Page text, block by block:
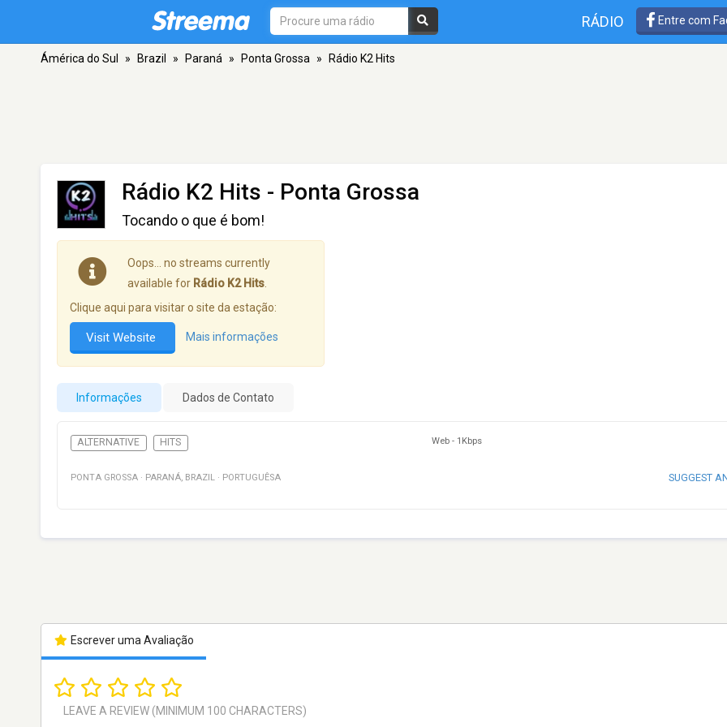
RÁDIO Entre com
Ámérica do Sul » Brazil » Paraná » Ponta Grossa » Rádio K2 Hits
Rádio K2 Hits - Ponta Grossa
Tocando o que é bom!
Oops… no streams currently
available for Rádio K2 Hits
Clique aqui para visitar o site da estação:
Visit Website Mais informações
Informações Dados de Contato
ALTERNATIVE HITS Web - 1Kbps
PONTA GROSSA · PARANÁ, BRAZIL · PORTUGUÊSA SUGGEST
Escrever uma Avaliação